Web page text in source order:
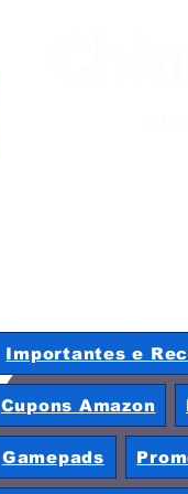
Importantes e
Cupons Amazon
Gamepads